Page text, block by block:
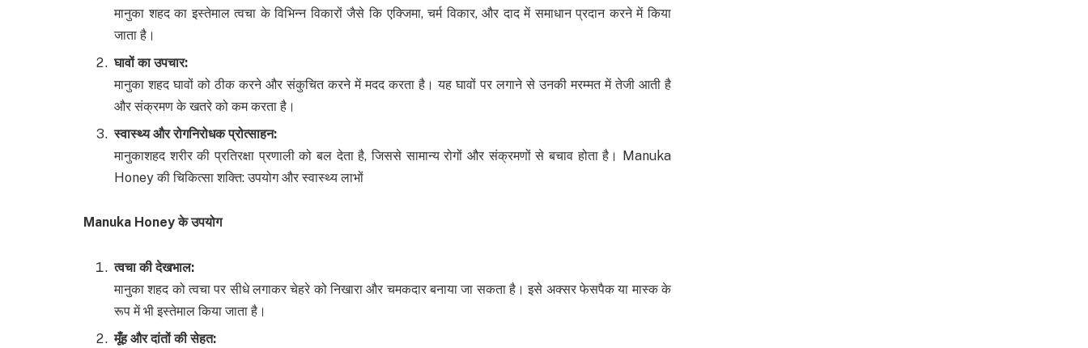
मानुका शहद का इस्तेमाल त्वचा के विभिन्न विकारों जैसे कि एक्जिमा, चर्म विकार, और दाद में समाधान प्रदान करने में किया
जाता है।
घावों का उपचार:
मानुका शहद घावों को ठीक करने और संकुचित करने में मदद करता है। यह घावों पर लगाने से उनकी मरम्मत में तेजी आती है
और संक्रमण के खतरे को कम करता है।
स्वास्थ्य और रोगनिरोधक प्रोत्साहन:
मानुकाशहद शरीर की प्रतिरक्षा प्रणाली को बल देता है, जिससे सामान्य रोगों और संक्रमणों से बचाव होता है। Manuka
Honey की चिकित्सा शक्ति: उपयोग और स्वास्थ्य लाभों
Manuka Honeyके उपयोग
त्वचा की देखभाल:
मानुका शहद को त्वचा पर सीधे लगाकर चेहरे को निखारा और चमकदार बनाया जा सकता है। इसे अक्सर फेसपैक या मास्क के
रूप में भी इस्तेमाल किया जाता है।
मूँह और दांतों की सेहत: